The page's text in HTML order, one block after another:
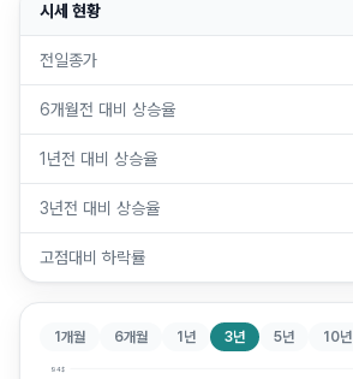
시세 현황
전일종가
6개월전 대비 상승율
1년전 대비 상승율
3년전 대비 상승율
고점대비 하락률
1개월 6개월 1년 3년 5년 10년
94$